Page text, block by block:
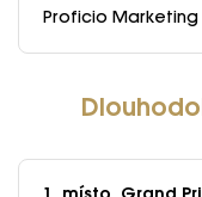
Proficio Marketing